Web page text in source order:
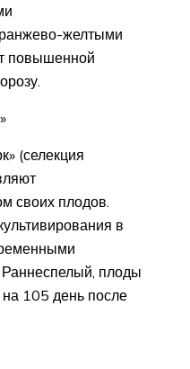
желтыми
повышенной
(селекция
своих плодов.
в
плоды
105 день после